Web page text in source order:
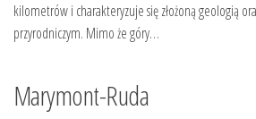
kilometrów i charakteryzuje się złożoną geologią
przyrodniczym. Mimo że góry…
Marymont-Ruda